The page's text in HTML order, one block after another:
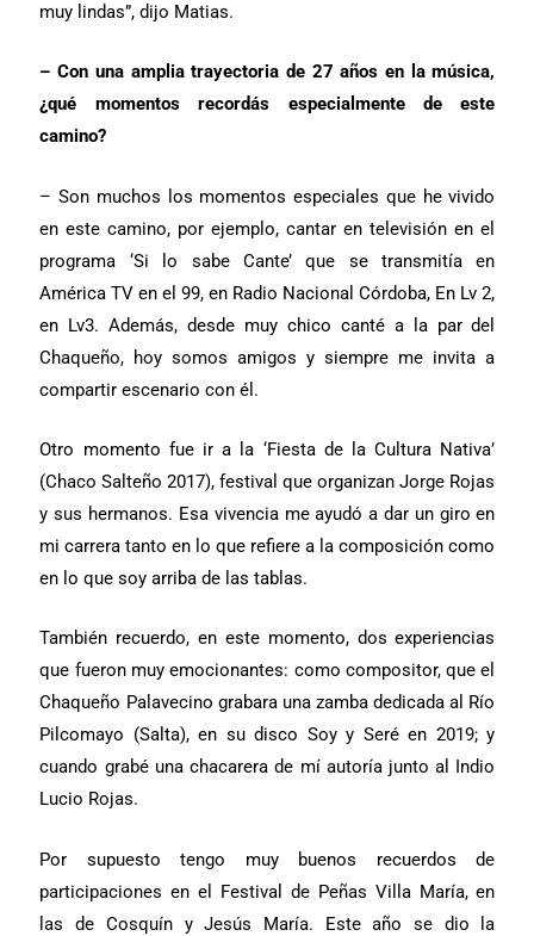
muy lindas”, dijo Matias.
– Con una amplia trayectoria de 27 años en la música,
¿qué momentos recordás especialmente de este
camino?
– Son muchos los momentos especiales que he vivido
en este camino, por ejemplo, cantar en televisión en el
programa ‘Si lo sabe Cante’ que se transmitía en
América TV en el 99, en Radio Nacional Córdoba, En Lv 2,
en Lv3. Además, desde muy chico canté a la par del
Chaqueño, hoy somos amigos y siempre me invita a
compartir escenario con él.
Otro momento fue ir a la ‘Fiesta de la Cultura Nativa’
(Chaco Salteño 2017), festival que organizan Jorge Rojas
y sus hermanos. Esa vivencia me ayudó a dar un giro en
mi carrera tanto en lo que refiere a la composición como
en lo que soy arriba de las tablas.
También recuerdo, en este momento, dos experiencias
que fueron muy emocionantes: como compositor, que el
Chaqueño Palavecino grabara una zamba dedicada al Río
Pilcomayo (Salta), en su disco Soy y Seré en 2019; y
cuando grabé una chacarera de mí autoría junto al Indio
Lucio Rojas.
Por supuesto tengo muy buenos recuerdos de
participaciones en el Festival de Peñas Villa María, en
las de Cosquín y Jesús María. Este año se dio la